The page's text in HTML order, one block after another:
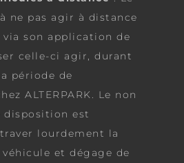
ne pas agir à distance
son application de
celle-ci agir, durant
période de
ALTERPARK. Le non
disposition est
lourdement la
et dégage de